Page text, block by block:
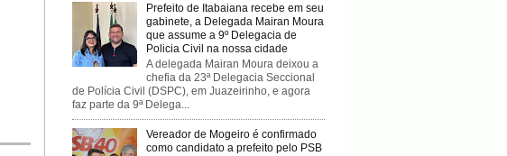
Prefeito de Itabaiana recebe em seu
gabinete, a Delegada Mairan Moura
que assume a 9º Delegacia de
Policia Civil na nossa cidade
A delegada Mairan Moura deixou a
chefia da 23ª Delegacia Seccional
de Polícia Civil (DSPC), em Juazeirinho, e agora
faz parte da 9ª Delega...
Vereador de Mogeiro é confirmado
como candidato a prefeito pelo PSB